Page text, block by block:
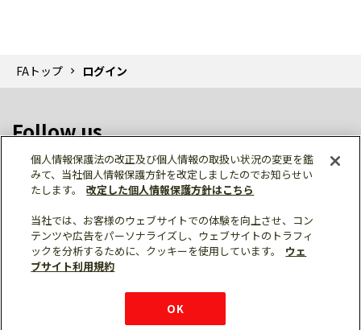
FAトップ ログイン
Follow us
個人情報保護 利用規約
ご利用にあたって
サイトマップ
三菱電機トップ
個人情報保護法の改正及び個人情報の取扱い状況の変更を鑑
みて、当社個人情報保護方針を改定しましたのでお知らせい
たします。
改定した個人情報保護方針はこちら
当社では、お客様のウェブサイトでの体験を向上させ、コン
テンツや広告をパーソナライズし、ウェブサイトのトラフィ
ックを分析するために、クッキーを使用しています。
ウェ
ブサイト利用規約
OK
チャットサービス